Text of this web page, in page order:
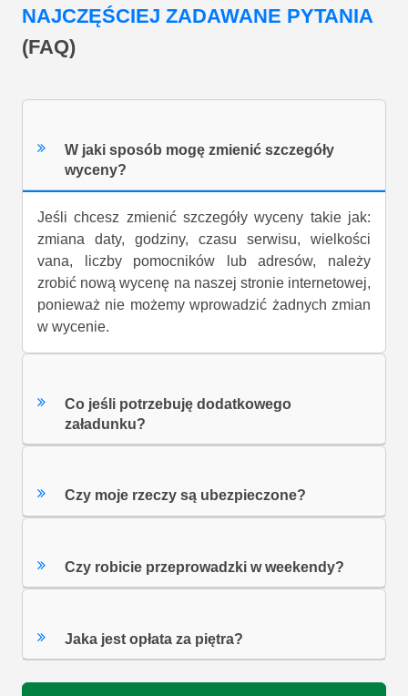
NAJCZĘŚCIEJ ZADAWANE PYTANIA
(FAQ)
W jaki sposób mogę zmienić szczegóły
wyceny?
Jeśli chcesz zmienić szczegóły wyceny takie jak:
zmiana daty, godziny, czasu serwisu, wielkości
vana, liczby pomocników lub adresów, należy
zrobić nową wycenę na naszej stronie internetowej,
ponieważ nie możemy wprowadzić żadnych zmian
w wycenie.
Co jeśli potrzebuję dodatkowego
załadunku?
Czy moje rzeczy są ubezpieczone?
Czy robicie przeprowadzki w weekendy?
Jaka jest opłata za piętra?